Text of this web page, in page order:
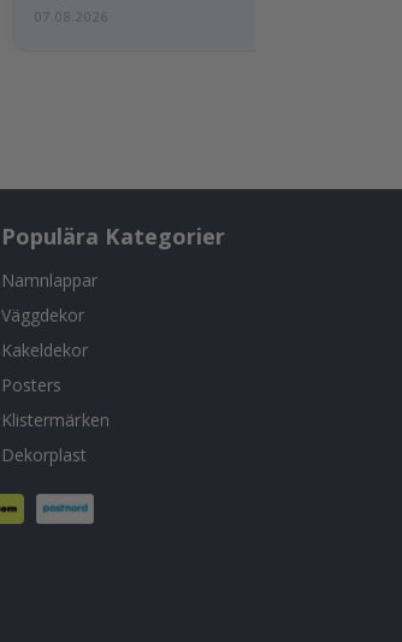
07.08.2026
Populära Kategorier
Namnlappar
Väggdekor
Kakeldekor
Posters
Klistermärken
Dekorplast